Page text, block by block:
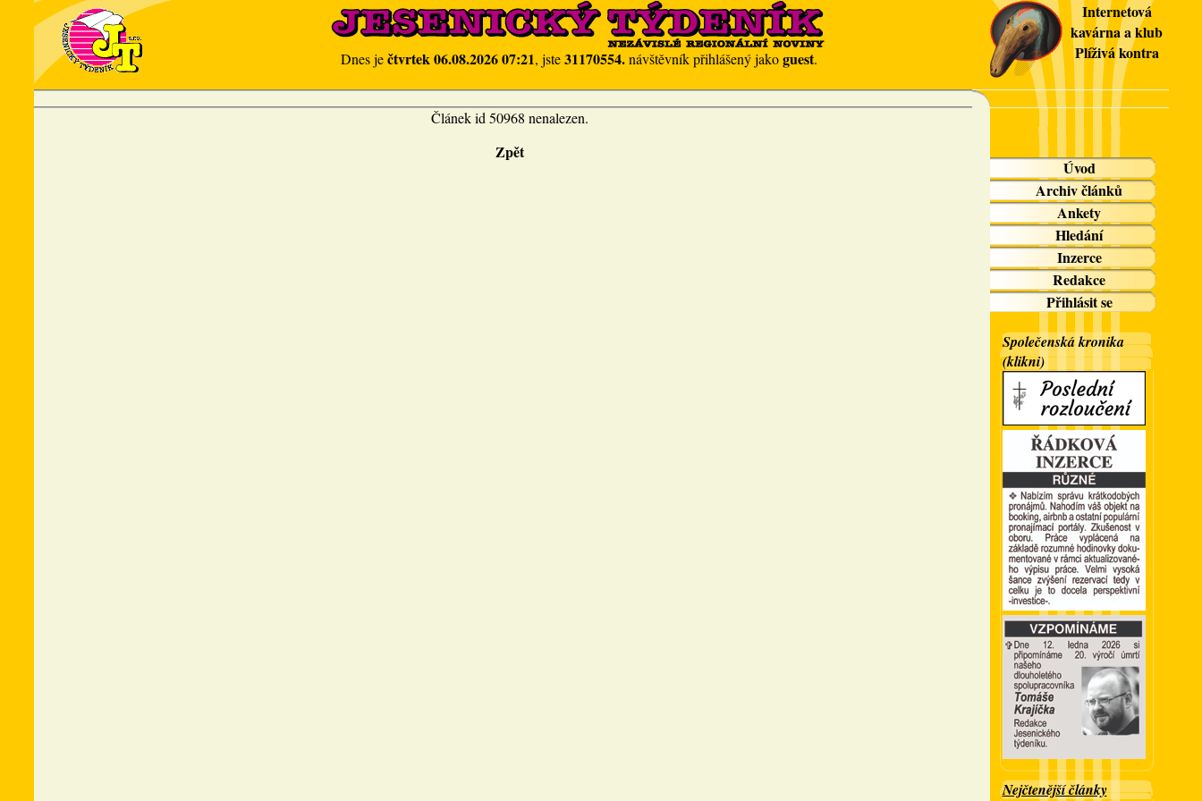
Dnes ječtvrtek 06.08.2026 07:21, jste31170554.návštěvník přihlášený jakoguest.
Internetová
kavárna a klub
Plíživá kontra
Článek id 50968 nenalezen.
Zpět
Úvod
Archiv článků
Ankety
Hledání
Inzerce
Redakce
Přihlásit se
Společenská kronika
(klikni)
Nejčtenější články